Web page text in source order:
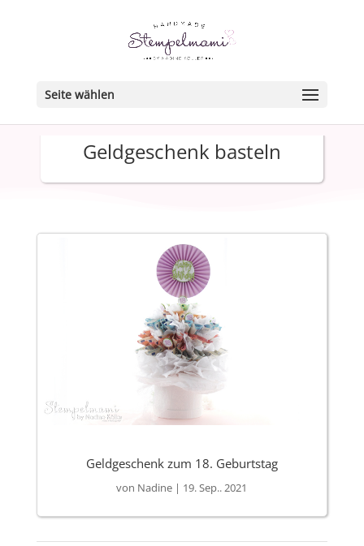
Seite wählen
Geldgeschenk basteln
Geldgeschenk zum 18. Geburtstag
von Nadine | 19. Sep.. 2021